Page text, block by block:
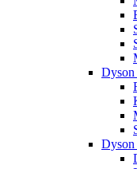
Dyson
Dyson